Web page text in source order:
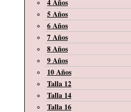
4 Años
5 Años
6 Años
7 Años
8 Años
9 Años
10 Años
Talla 12
Talla 14
Talla 16